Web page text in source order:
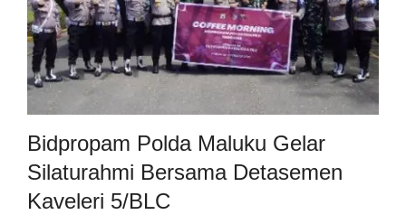
Bidpropam Polda Maluku Gelar
Silaturahmi Bersama Detasemen
Kaveleri 5/BLC